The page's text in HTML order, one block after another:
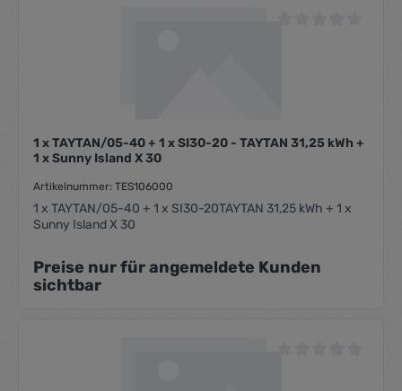
1 x TAYTAN/05-40 + 1 x SI30-20 - TAYTAN 31,25 kWh +
1 x Sunny Island X 30
Artikelnummer: TES106000
1 x TAYTAN/05-40 + 1 x SI30-20TAYTAN 31,25 kWh + 1 x
Sunny Island X 30
Preise nur für angemeldete Kunden
sichtbar